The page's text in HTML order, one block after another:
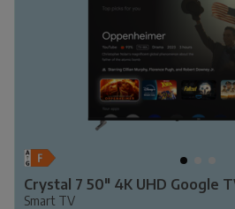
Crystal 7 50" 4K UHD Google
Smart TV